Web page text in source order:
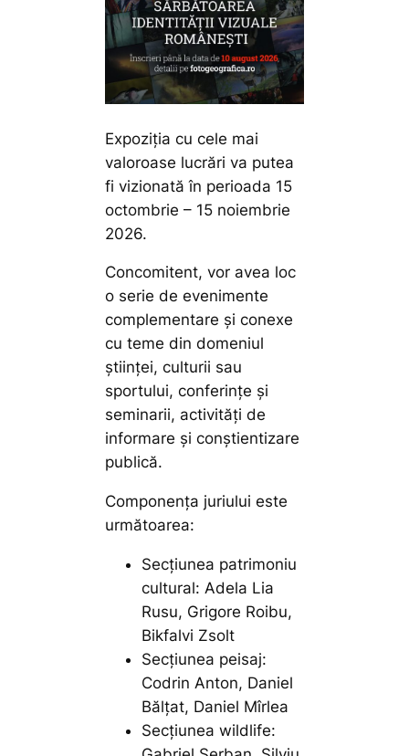
Expoziţia cu cele mai
valoroase lucrări va putea
fi vizionată în perioada 15
octombrie – 15 noiembrie
2026.
Concomitent, vor avea loc
o serie de evenimente
complementare și conexe
cu teme din domeniul
ştiinţei, culturii sau
sportului, conferințe și
seminarii, activități de
informare și conștientizare
publică.
Componența juriului este
următoarea:
Secțiunea patrimoniu
cultural: Adela Lia
Rusu, Grigore Roibu,
Bikfalvi Zsolt
Secțiunea peisaj:
Codrin Anton, Daniel
Bălțat, Daniel Mîrlea
Secțiunea wildlife: